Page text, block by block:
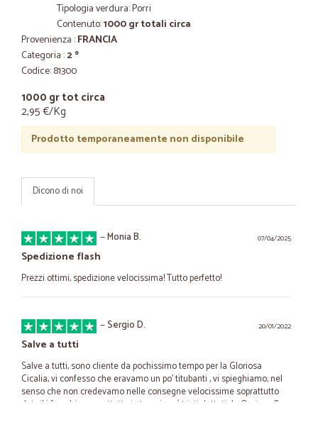
Tipologia verdura: Porri
Contenuto:1000 gr totali circa
Provenienza :FRANCIA
Categoria :2 º
Codice: 81300
1000 gr tot circa
2,95 €/Kg
Prodotto temporaneamente non disponibile
Dicono di noi
07/04/2025
—Monia B.
Spedizione flash
Prezzi ottimi, spedizione velocissima! Tutto perfetto!
20/01/2022
—Sergio D.
Salve a tutti
Salve a tutti, sono cliente da pochissimo tempo per la Gloriosa
Cicalia, vi confesso che eravamo un po' titubanti , vi spieghiamo; nel
senso che non credevamo nelle consegne velocissime soprattutto
dei cibi freschi e soprattutto in tempi così tristi dettati da Omicron!!!